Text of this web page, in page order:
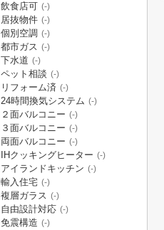
飲食店可 (-)
居抜物件 (-)
個別空調 (-)
都市ガス (-)
下水道 (-)
ペット相談 (-)
リフォーム済 (-)
24時間換気システム (-)
２面バルコニー (-)
３面バルコニー (-)
両面バルコニー (-)
IHクッキングヒーター (-)
アイランドキッチン (-)
輸入住宅 (-)
複層ガラス (-)
自由設計対応 (-)
免震構造 (-)